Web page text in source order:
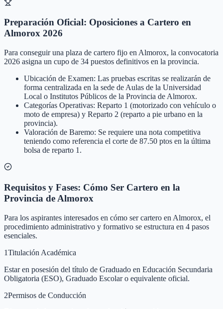
Preparación Oficial: Oposiciones a Cartero en
Almorox 2026
Para conseguir una plaza de cartero fijo en Almorox, la convocatoria
2026 asigna un cupo de 34 puestos definitivos en la provincia.
Ubicación de Examen: Las pruebas escritas se realizarán de
forma centralizada en la sede de Aulas de la Universidad
Local o Institutos Públicos de la Provincia de Almorox.
Categorías Operativas: Reparto 1 (motorizado con vehículo o
moto de empresa) y Reparto 2 (reparto a pie urbano en la
provincia).
Valoración de Baremo: Se requiere una nota competitiva
teniendo como referencia el corte de 87.50 ptos en la última
bolsa de reparto 1.
Requisitos y Fases: Cómo Ser Cartero en la
Provincia de Almorox
Para los aspirantes interesados en cómo ser cartero en Almorox, el
procedimiento administrativo y formativo se estructura en 4 pasos
esenciales.
1Titulación Académica
Estar en posesión del título de Graduado en Educación Secundaria
Obligatoria (ESO), Graduado Escolar o equivalente oficial.
2Permisos de Conducción